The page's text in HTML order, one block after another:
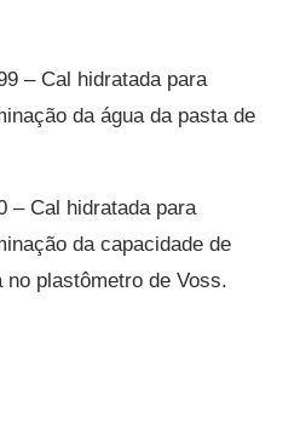
– Cal hidratada para
da água da pasta de
– Cal hidratada para
da capacidade de
no plastômetro de Voss.